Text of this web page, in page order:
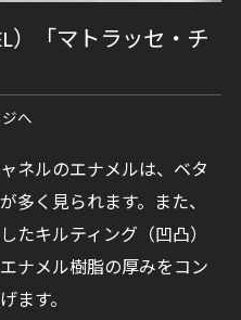
）「マトラッセ・チ
へ
ネルのエナメルは、ベタ
多く見られます。また、
たキルティング（凹凸）
ナメル樹脂の厚みをコン
ます。